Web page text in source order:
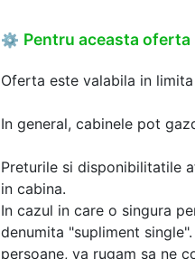
⚙ Pentru aceasta
Oferta este valabila in
In general, cabinele pot
Preturile si disponibilitatile
in cabina.
In cazul in care o singura
denumita "supliment
persoane, va rugam sa ne